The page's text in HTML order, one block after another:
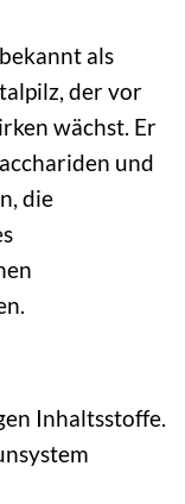
als
der vor
wächst. Er
und
die
Inhaltsstoffe.